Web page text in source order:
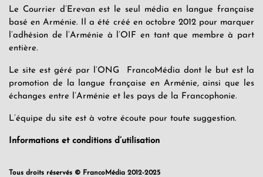
Le Courrier d’Erevan est le seul média en langue française
basé en Arménie. Il a été créé en octobre 2012 pour marquer
l’adhésion de l’Arménie à l’OIF en tant que membre à part
entière.
Le site est géré par l’ONG FrancoMédia dont le but est la
promotion de la langue française en Arménie, ainsi que les
échanges entre l’Arménie et les pays de la Francophonie.
L’équipe du site est à votre écoute pour toute suggestion.
Informations et conditions d’utilisation
Tous droits réservés © FrancoMédia 2012-2025